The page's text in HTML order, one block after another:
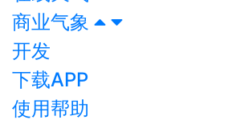
商业气象
开发
下载APP
使用帮助